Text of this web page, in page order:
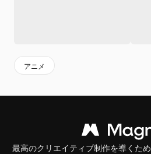
アニメ
最高のクリエイティブ制作を導くた